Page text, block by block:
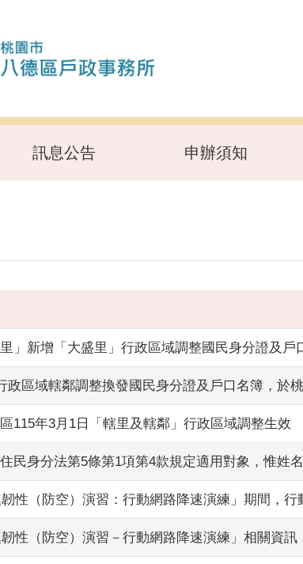
訊息公告 申辦須知
」新增「大盛里」行政區域調整國民身分證及戶
政區域轄鄰調整換發國民身分證及戶口名簿，於
區115年3月1日「轄里及轄鄰」行政區域調整生效
民身分法第5條第1項第4款規定適用對象，惟姓
韌性（防空）演習：行動網路降速演練」期間，
韌性（防空）演習－行動網路降速演練」相關資訊